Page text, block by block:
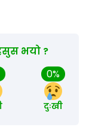
भयो ?
0%
दुःखी